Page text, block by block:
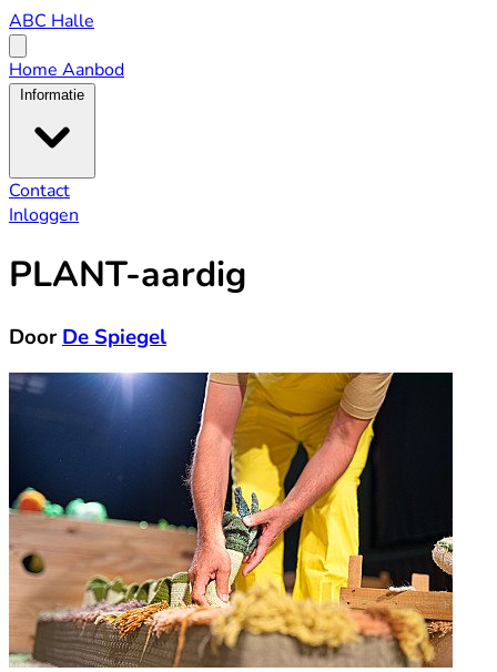
ABC
Halle
ABC Halle
menu
Home Aanbod
Informatie
Contact
Inloggen
PLANT-aardig
DoorDe Spiegel